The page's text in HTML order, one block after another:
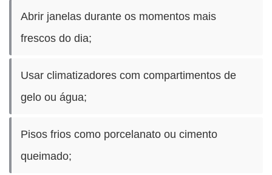
Abrir janelas durante os momentos mais
frescos do dia;
Usar climatizadores com compartimentos de
gelo ou água;
Pisos frios como porcelanato ou cimento
queimado;